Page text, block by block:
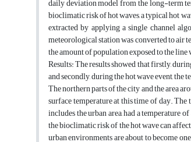
daily deviation model from the long-term
bioclimatic risk of hot waves, a typical hot
extracted by applying a single channel
meteorological station was converted to air
the amount of population exposed to the
Results: The results showed that firstly,
and secondly, during the hot wave event,
The northern parts of the city and the area
surface temperature at this time of day.
includes the urban area, had a temperature
the bioclimatic risk of the hot wave can
urban environments are about to become